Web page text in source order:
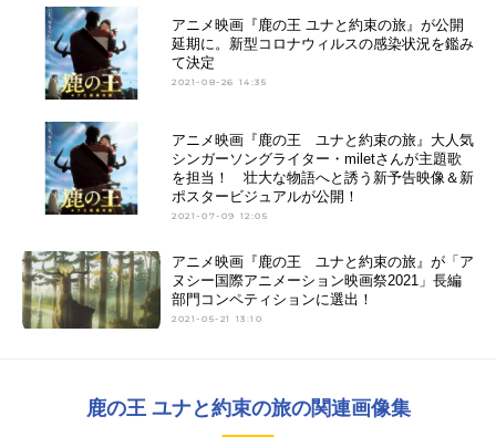
アニメ映画『鹿の王 ユナと約束の旅』が公開
延期に。新型コロナウィルスの感染状況を鑑み
て決定
2021-08-26 14:35
アニメ映画『鹿の王 ユナと約束の旅』大人気
シンガーソングライター・miletさんが主題歌
を担当！ 壮大な物語へと誘う新予告映像＆新
ポスタービジュアルが公開！
2021-07-09 12:05
アニメ映画『鹿の王 ユナと約束の旅』が「ア
ヌシー国際アニメーション映画祭2021」長編
部門コンペティションに選出！
2021-05-21 13:10
鹿の王 ユナと約束の旅の関連画像集